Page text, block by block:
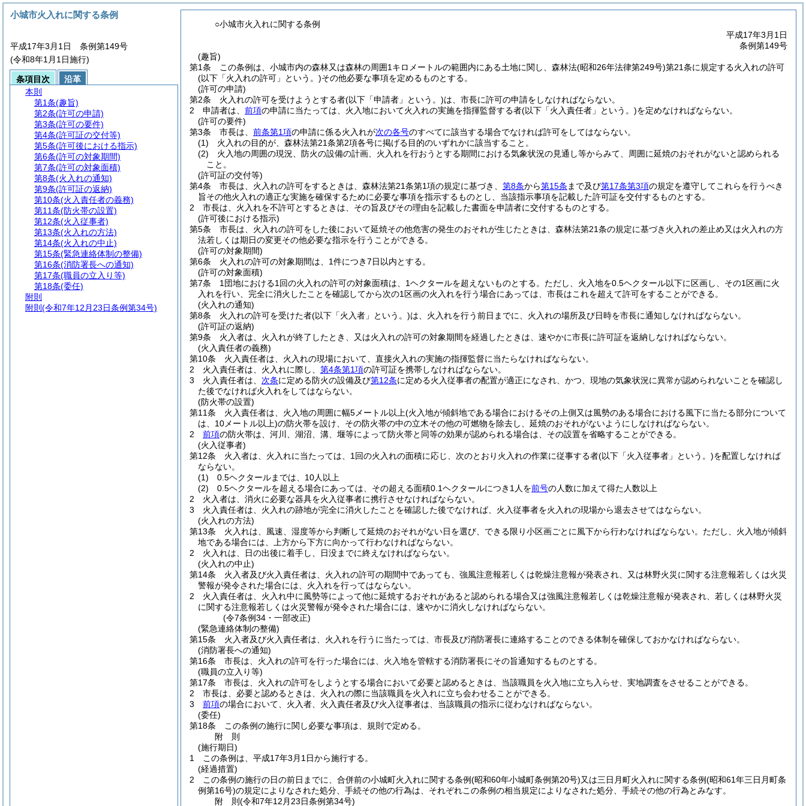
○小城市火入れに関する条例
平成17年3月1日
条例第149号
(趣旨)
第1条
この条例は、小城市内の森林又は森林の周囲1キロメートルの範囲内にある土地に関し、森林法(昭和26年法律第249号)第21条に規定する火入れの許可
(以下「火入れの許可」という。)その他必要な事項を定めるものとする。
(許可の申請)
第2条
火入れの許可を受けようとする者(以下「申請者」という。)は、市長に許可の申請をしなければならない。
2
申請者は、 前項の申請に当たっては、火入地において火入れの実施を指揮監督する者(以下「火入責任者」という。)を定めなければならない。
(許可の要件)
第3条
市長は、 前条第1項の申請に係る火入れが次の各号のすべてに該当する場合でなければ許可をしてはならない。
(1)
火入れの目的が、森林法第21条第2項各号に掲げる目的のいずれかに該当すること。
(2)
火入地の周囲の現況、防火の設備の計画、火入れを行おうとする期間における気象状況の見通し等からみて、周囲に延焼のおそれがないと認められる
こと。
(許可証の交付等)
第4条
市長は、火入れの許可をするときは、森林法第21条第1項の規定に基づき、 第8条から第15条 まで及び第17条第3項の規定を遵守してこれらを行うべき
旨その他火入れの適正な実施を確保するために必要な事項を指示するものとし、当該指示事項を記載した許可証を交付するものとする。
2
市長は、火入れを不許可とするときは、その旨及びその理由を記載した書面を申請者に交付するものとする。
(許可後における指示)
第5条
市長は、火入れの許可をした後において延焼その他危害の発生のおそれが生じたときは、森林法第21条の規定に基づき火入れの差止め又は火入れの方
法若しくは期日の変更その他必要な指示を行うことができる。
(許可の対象期間)
第6条
火入れの許可の対象期間は、1件につき7日以内とする。
(許可の対象面積)
第7条
1団地における1回の火入れの許可の対象面積は、1ヘクタールを超えないものとする。 ただし、火入地を0.5ヘクタール以下に区画し、その1区画に火
入れを行い、完全に消火したことを確認してから次の1区画の火入れを行う場合にあっては、市長はこれを超えて許可をすることができる。
(火入れの通知)
第8条
火入れの許可を受けた者(以下「火入者」という。)は、火入れを行う前日までに、火入れの場所及び日時を市長に通知しなければならない。
(許可証の返納)
第9条
火入者は、火入れが終了したとき、又は火入れの許可の対象期間を経過したときは、速やかに市長に許可証を返納しなければならない。
(火入責任者の義務)
第10条
火入責任者は、火入れの現場において、直接火入れの実施の指揮監督に当たらなければならない。
2
火入責任者は、火入れに際し、 第4条第1項の許可証を携帯しなければならない。
3
火入責任者は、 次条に定める防火の設備及び第12条に定める火入従事者の配置が適正になされ、かつ、現地の気象状況に異常が認められないことを確認し
た後でなければ火入れをしてはならない。
(防火帯の設置)
第11条
火入責任者は、火入地の周囲に幅5メートル以上(火入地が傾斜地である場合におけるその上側又は風勢のある場合における風下に当たる部分について
は、10メートル以上)の防火帯を設け、その防火帯の中の立木その他の可燃物を除去し、延焼のおそれがないようにしなければならない。
2
前項の防火帯は、河川、湖沼、溝、堰等によって防火帯と同等の効果が認められる場合は、その設置を省略することができる。
(火入従事者)
第12条
火入者は、火入れに当たっては、1回の火入れの面積に応じ、次のとおり火入れの作業に従事する者(以下「火入従事者」という。)を配置しなければ
ならない。
(1)
0.5ヘクタールまでは、10人以上
(2)
0.5ヘクタールを超える場合にあっては、その超える面積0.1ヘクタールにつき1人を前号の人数に加えて得た人数以上
2
火入者は、消火に必要な器具を火入従事者に携行させなければならない。
3
火入責任者は、火入れの跡地が完全に消火したことを確認した後でなければ、火入従事者を火入れの現場から退去させてはならない。
(火入れの方法)
第13条
火入れは、風速、湿度等から判断して延焼のおそれがない日を選び、できる限り小区画ごとに風下から行わなければならない。 ただし、火入地が傾斜
地である場合には、上方から下方に向かって行わなければならない。
2
火入れは、日の出後に着手し、日没までに終えなければならない。
(火入れの中止)
第14条
火入者及び火入責任者は、火入れの許可の期間中であっても、強風注意報若しくは乾燥注意報が発表され、又は林野火災に関する注意報若しくは火災
警報が発令された場合には、火入れを行ってはならない。
2
火入責任者は、火入れ中に風勢等によって他に延焼するおそれがあると認められる場合又は強風注意報若しくは乾燥注意報が発表され、若しくは林野火災
に関する注意報若しくは火災警報が発令された場合には、速やかに消火しなければならない。
(令7条例34・一部改正)
(緊急連絡体制の整備)
第15条
火入者及び火入責任者は、火入れを行うに当たっては、市長及び消防署長に連絡することのできる体制を確保しておかなければならない。
(消防署長への通知)
第16条
市長は、火入れの許可を行った場合には、火入地を管轄する消防署長にその旨通知するものとする。
(職員の立入り等)
第17条
市長は、火入れの許可をしようとする場合において必要と認めるときは、当該職員を火入地に立ち入らせ、実地調査をさせることができる。
2
市長は、必要と認めるときは、火入れの際に当該職員を火入れに立ち会わせることができる。
3
前項の場合において、火入者、火入責任者及び火入従事者は、当該職員の指示に従わなければならない。
(委任)
第18条
この条例の施行に関し必要な事項は、規則で定める。
附 則
(施行期日)
1
この条例は、平成17年3月1日から施行する。
(経過措置)
2
この条例の施行の日の前日までに、合併前の小城町火入れに関する条例(昭和60年小城町条例第20号)又は三日月町火入れに関する条例(昭和61年三日月町条
例第16号)の規定によりなされた処分、手続その他の行為は、それぞれこの条例の相当規定によりなされた処分、手続その他の行為とみなす。
附 則(令和7年12月23日条例第34号)
小城市火入れに関する条例
平成17年3月1日 条例第149号
(令和8年1月1日施行)
条項目次
沿革
本則
第1条(趣旨)
第2条(許可の申請)
第3条(許可の要件)
第4条(許可証の交付等)
第5条(許可後における指示)
第6条(許可の対象期間)
第7条(許可の対象面積)
第8条(火入れの通知)
第9条(許可証の返納)
第10条(火入責任者の義務)
第11条(防火帯の設置)
第12条(火入従事者)
第13条(火入れの方法)
第14条(火入れの中止)
第15条(緊急連絡体制の整備)
第16条(消防署長への通知)
第17条(職員の立入り等)
第18条(委任)
附則
附則 (令和7年12月23日条例第34号)